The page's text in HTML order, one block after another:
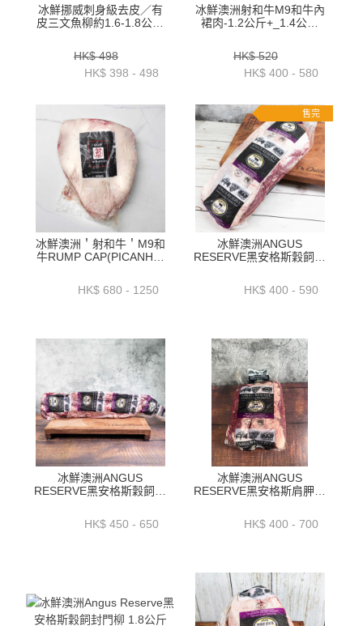
冰鮮挪威刺身級去皮／有
皮三文魚柳約1.6-1.8公斤
ZFSAF01S／ZFSAFS1P
HK$ 498
HK$ 398 - 498
冰鮮澳洲射和牛M9和牛內
裙肉-1.2公斤+_1.4公斤
BAWP41P1.P2.P3.P4
HK$ 520
HK$ 400 - 580
冰鮮澳洲＇射和牛＇M9和
牛RUMP CAP(PICANHA)
斤+_ 2.5公斤+_包-
BARC02P1.2.3.4
HK$ 680 - 1250
售完
冰鮮澳洲ANGUS
RESERVE黑安格斯穀飼牛
+_2.7公斤+_2.9公斤+ -
BAAR16P
HK$ 400 - 590
冰鮮澳洲ANGUS
RESERVE黑安格斯穀飼外
+_ 2.3公斤+-BAAR02P
HK$ 450 - 650
冰鮮澳洲ANGUS
RESERVE黑安格斯肩胛翼
1.3公斤+ _ 1.7公斤+_ 2公
斤+_ 2.3公斤+--BAAR10P
HK$ 400 - 700